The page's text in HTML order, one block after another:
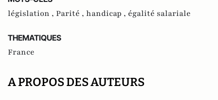
législation , Parité , handicap , égalité salariale
THEMATIQUES
France
A PROPOS DES AUTEURS